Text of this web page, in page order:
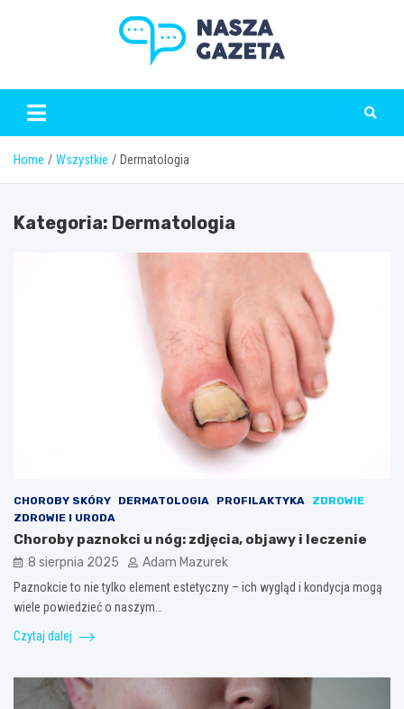
naszagazeta.pl
Home Wszystkie Dermatologia
Kategoria: Dermatologia
CHOROBY SKÓRY DERMATOLOGIA PROFILAKTYKA
ZDROWIE
ZDROWIE I URODA
Choroby paznokci u nóg: zdjęcia, objawy i leczenie
8 sierpnia 2025 Adam Mazurek
Paznokcie to nie tylko element estetyczny – ich wygląd i kondycja mogą
wiele powiedzieć o naszym…
Czytaj dalej